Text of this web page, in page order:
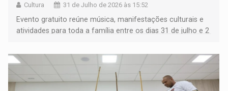
Cultura 31 de Julho de 2026 às 15:52
Evento gratuito reúne música, manifestações culturais e
atividades para toda a família entre os dias 31 de julho e 2